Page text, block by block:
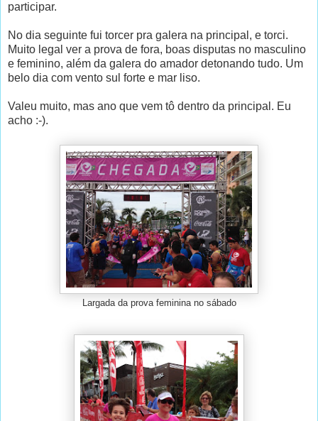
participar.
No dia seguinte fui torcer pra galera na principal, e torci.
Muito legal ver a prova de fora, boas disputas no masculino
e feminino, além da galera do amador detonando tudo. Um
belo dia com vento sul forte e mar liso.
Valeu muito, mas ano que vem tô dentro da principal. Eu
acho :-).
Largada da prova feminina no sábado